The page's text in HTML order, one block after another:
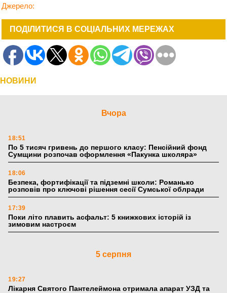
Джерело:
ПОДІЛИТИСЯ В СОЦІАЛЬНИХ МЕРЕЖАХ
НОВИНИ
Вчора
18:51
По 5 тисяч гривень до першого класу: Пенсійний фонд
Сумщини розпочав оформлення «Пакунка школяра»
18:06
Безпека, фортифікації та підземні школи: Романько
розповів про ключові рішення сесії Сумської облради
17:39
Поки літо плавить асфальт: 5 книжкових історій із
зимовим настроєм
5 серпня
19:27
Лікарня Святого Пантелеймона отримала апарат УЗД та